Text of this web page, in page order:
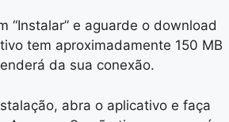
“Instalar” e aguarde o download
tem aproximadamente 150 MB
da sua conexão.
abra o aplicativo e faça